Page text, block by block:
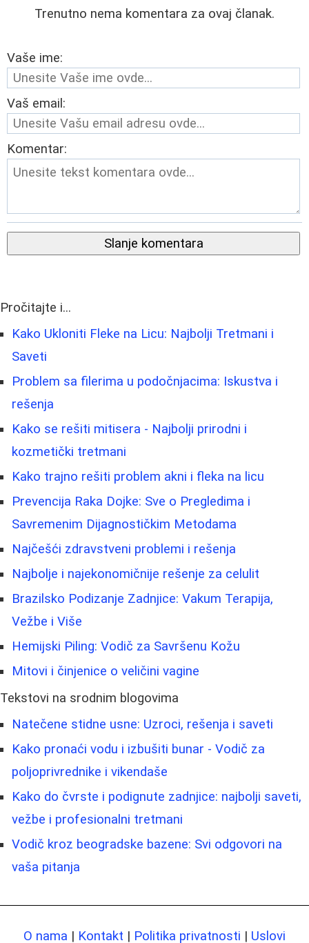
Trenutno nema komentara za ovaj članak.
Vaše ime:
Vaš email:
Komentar:
Slanje komentara
Pročitajte i...
Kako Ukloniti Fleke na Licu: Najbolji Tretmani i
Saveti
Problem sa filerima u podočnjacima: Iskustva i
rešenja
Kako se rešiti mitisera - Najbolji prirodni i
kozmetički tretmani
Kako trajno rešiti problem akni i fleka na licu
Prevencija Raka Dojke: Sve o Pregledima i
Savremenim Dijagnostičkim Metodama
Najčešći zdravstveni problemi i rešenja
Najbolje i najekonomičnije rešenje za celulit
Brazilsko Podizanje Zadnjice: Vakum Terapija,
Vežbe i Više
Hemijski Piling: Vodič za Savršenu Kožu
Mitovi i činjenice o veličini vagine
Tekstovi na srodnim blogovima
Natečene stidne usne: Uzroci, rešenja i saveti
Kako pronaći vodu i izbušiti bunar - Vodič za
poljoprivrednike i vikendaše
Kako do čvrste i podignute zadnjice: najbolji saveti,
vežbe i profesionalni tretmani
Vodič kroz beogradske bazene: Svi odgovori na
vaša pitanja
O nama | Kontakt | Politika privatnosti | Uslovi